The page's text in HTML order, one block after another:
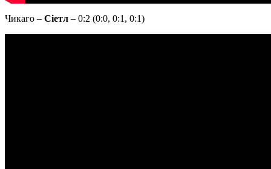
Чикаго – Сіетл – 0:2 (0:0, 0:1, 0:1)